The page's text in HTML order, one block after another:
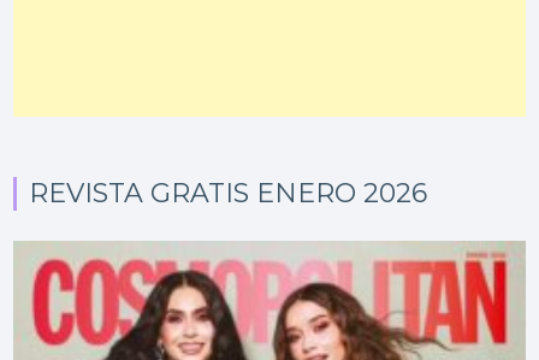
REVISTA GRATIS ENERO 2026